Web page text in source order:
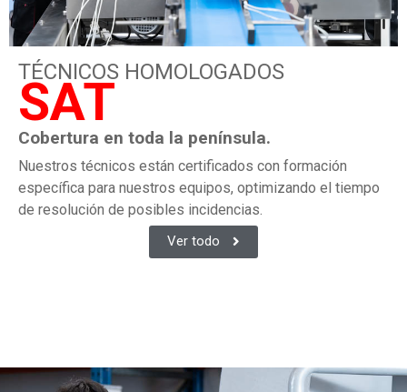
TÉCNICOS HOMOLOGADOS
SAT
Cobertura en toda la península.
Nuestros técnicos están certificados con formación
específica para nuestros equipos, optimizando el tiempo
de resolución de posibles incidencias.
Ver todo